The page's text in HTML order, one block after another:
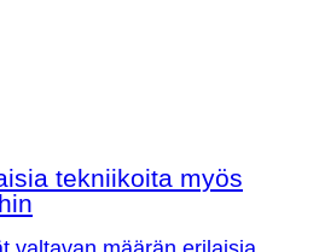
tekniikoita myös